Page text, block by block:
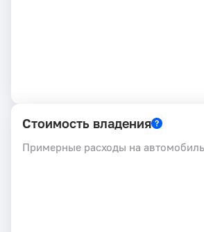
Стоимость владения
Примерные расходы на